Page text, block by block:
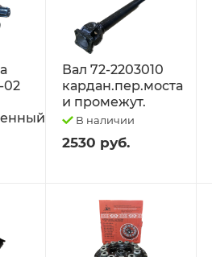
02
Вал 72-2203010
кардан.пер.моста
и промежут.
В наличии
2530 руб.